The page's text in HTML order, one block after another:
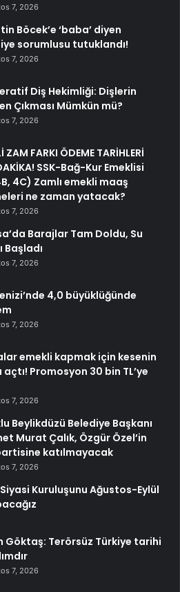
7, 2026
Böcek’e ‘baba’ diyen
sorumlusu tutuklandı!
7, 2026
Diş Hekimliği: Dişlerin
Çıkması Mümkün mü?
7, 2026
ZAM FARKI ÖDEME TARİHLERİ
SSK-Bağ-Kur Emeklisi
4C) Zamlı emekli maaş
ne zaman yatacak?
7, 2026
Barajlar Tam Doldu, Su
Başladı
7, 2026
4,0 büyüklüğünde
7, 2026
emekli kapmak için kesenin
açtı! Promosyon 30 bin TL’ye
7, 2026
Beylikdüzü Belediye Başkanı
Murat Çalık, Özgür Özel’in
katılmayacak
7, 2026
Kuruluşunu Ağustos-Eylül
Göktaş: Terörsüz Türkiye tarihi
7, 2026